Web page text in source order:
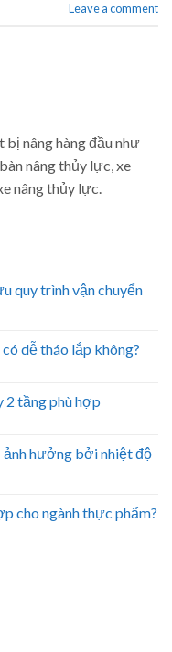
Leave a comment
bị nâng hàng đầu như
nâng thủy lực, xe
nâng thủy lực.
quy trình vận chuyển
dễ tháo lắp không?
2 tầng phù hợp
ảnh hưởng bởi nhiệt độ
cho ngành thực phẩm?